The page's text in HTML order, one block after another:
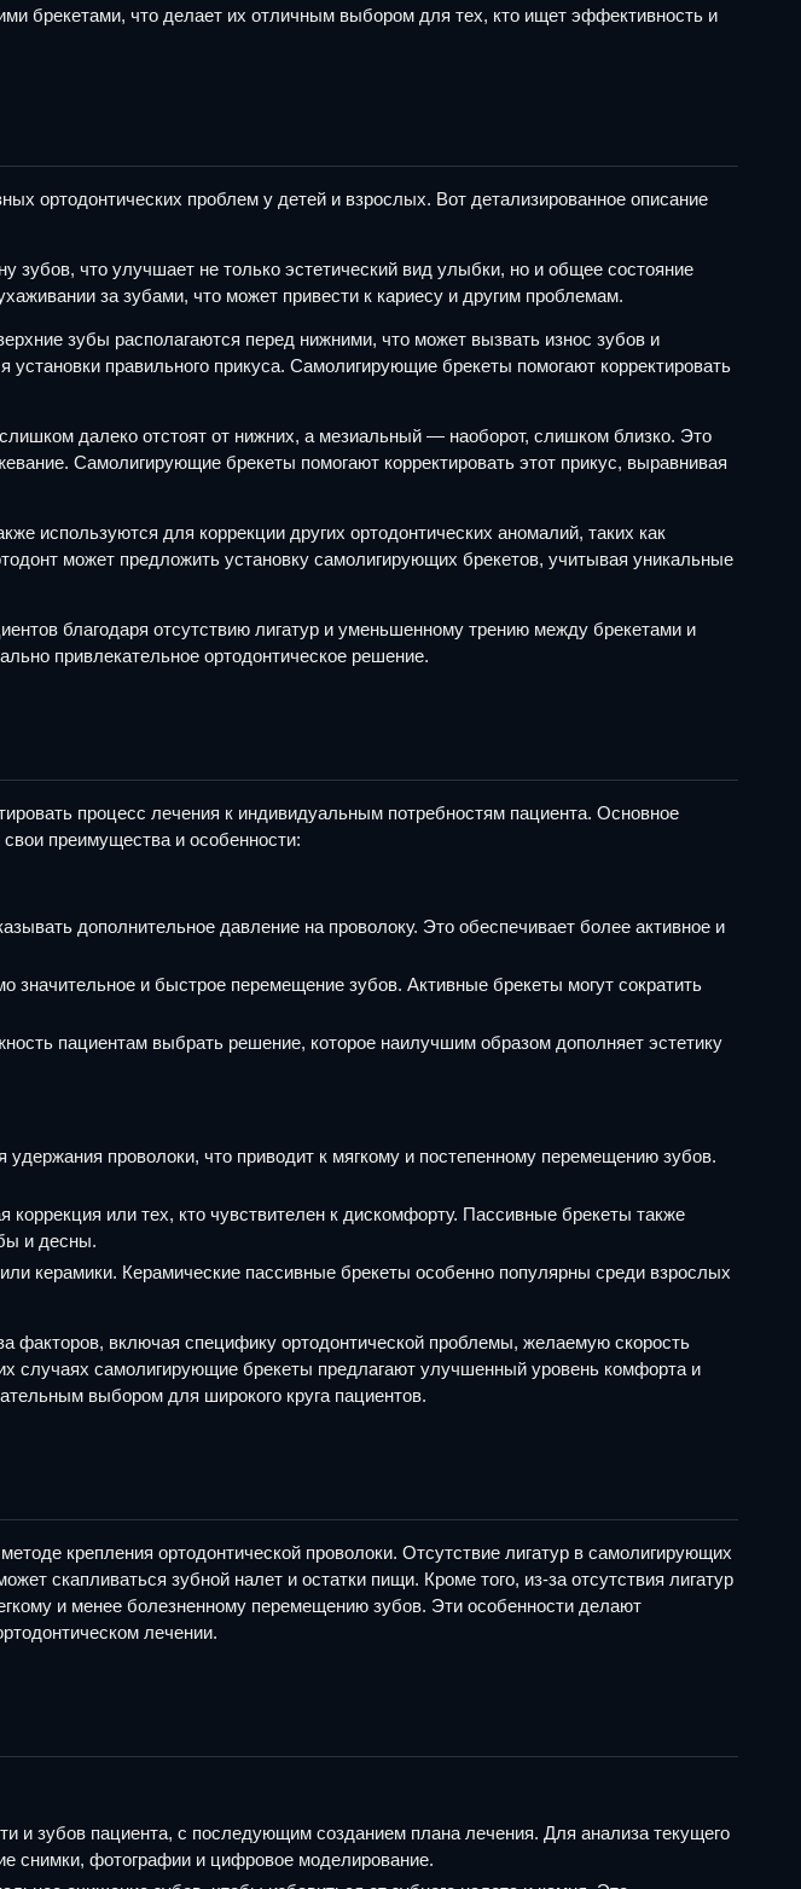
брекетами, что делает их отличным выбором для тех, кто ищет эффективность и
ортодонтических проблем у детей и взрослых. Вот детализированное описание
зубов, что улучшает не только эстетический вид улыбки, но и общее состояние
за зубами, что может привести к кариесу и другим проблемам.
зубы располагаются перед нижними, что может вызвать износ зубов и
правильного прикуса. Самолигирующие брекеты помогают корректировать
далеко отстоят от нижних, а мезиальный — наоборот, слишком близко. Это
Самолигирующие брекеты помогают корректировать этот прикус, выравнивая
используются для коррекции других ортодонтических аномалий, таких как
может предложить установку самолигирующих брекетов, учитывая уникальные
благодаря отсутствию лигатур и уменьшенному трению между брекетами и
привлекательное ортодонтическое решение.
процесс лечения к индивидуальным потребностям пациента. Основное
преимущества и особенности:
дополнительное давление на проволоку. Это обеспечивает более активное и
и быстрое перемещение зубов. Активные брекеты могут сократить
пациентам выбрать решение, которое наилучшим образом дополняет эстетику
проволоки, что приводит к мягкому и постепенному перемещению зубов.
или тех, кто чувствителен к дискомфорту. Пассивные брекеты также
и десны.
керамики. Керамические пассивные брекеты особенно популярны среди взрослых
включая специфику ортодонтической проблемы, желаемую скорость
случаях самолигирующие брекеты предлагают улучшенный уровень комфорта и
выбором для широкого круга пациентов.
крепления ортодонтической проволоки. Отсутствие лигатур в самолигирующих
скапливаться зубной налет и остатки пищи. Кроме того, из-за отсутствия лигатур
и менее болезненному перемещению зубов. Эти особенности делают
лечении.
и зубов пациента, с последующим созданием плана лечения. Для анализа текущего
снимки, фотографии и цифровое моделирование.